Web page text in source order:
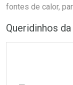
fontes de calor,
Queridinhos